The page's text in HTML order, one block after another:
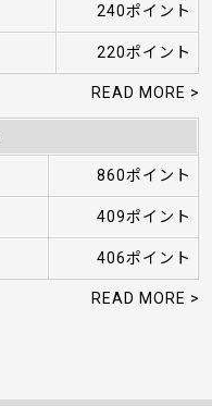
240ポイント
220ポイント
READ MORE >
860ポイント
409ポイント
406ポイント
READ MORE >